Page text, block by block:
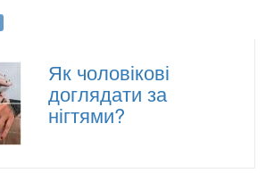
Як чоловікові
доглядати за
нігтями?